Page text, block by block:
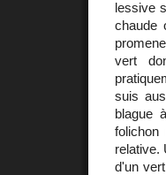
lessive
chaude
vert
suis
blague
folichon
relative.
d'un